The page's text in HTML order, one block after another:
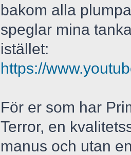
bakom alla
speglar mina
istället:
https://
För er som har
Terror, en
manus och utan